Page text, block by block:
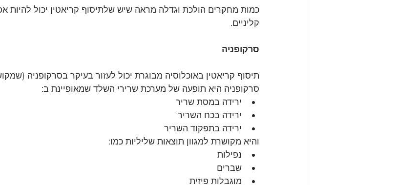
כמות מחקרים הולכת וגדלה מראה שיש שלתיסוף קריאטין יכול להיות
קליניים.
סרקופניה
תיסוף קריאטין באוכלוסיה מבוגרת יכול לעזור בעיקר בסרקופניה
סרקופניה היא תופעה של מערכת שרירי השלד שמאופיינת ב:
ירידה במסת שריר
ירידה בכח השריר
ירידה בתפקוד השריר
והיא מקושרת למגוון תוצאות שליליות כמו:
נפילות
שברים
מוגבלות פיזית